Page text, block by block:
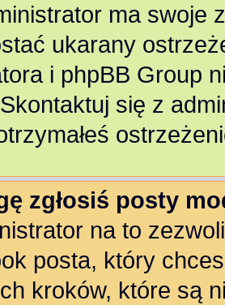
ma swoje
ukarany
i phpBB Group
się z
zgłosiś posty
na to
posta, który
kroków, które są